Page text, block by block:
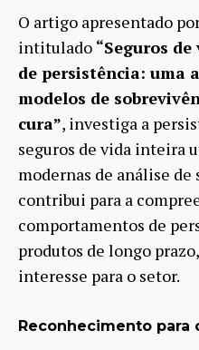
O artigo apresentado
intitulado “Seguros
de persistência: uma
modelos de
cura”, investiga a
seguros de vida inteira
modernas de análise de
contribui para a
comportamentos de
produtos de longo
interesse para o setor.
Reconhecimento para